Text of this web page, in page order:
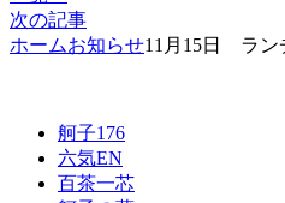
次の記事
ホームお知らせ11月15日 ラ
舸子176
六気EN
百茶一芯